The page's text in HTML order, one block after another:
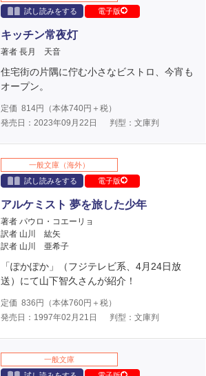
試し読みをする
電子版
キッチン常夜灯
著者 長月 天音
住宅街の片隅に佇む小さなビストロ、今宵も
オープン。
定価 814円（本体740円＋税）
発売日：2023年09月22日
判型：文庫判
一般文庫（海外）
試し読みをする
電子版
アルケミスト 夢を旅した少年
著者 パウロ・コエーリョ
訳者 山川 紘矢
訳者 山川 亜希子
「ぽかぽか」（フジテレビ系、4月24日放
送）にて山下智久さんが紹介！
定価 836 円（本体760円＋税）
発売日：1997年02月21日
判型：文庫判
一般文庫